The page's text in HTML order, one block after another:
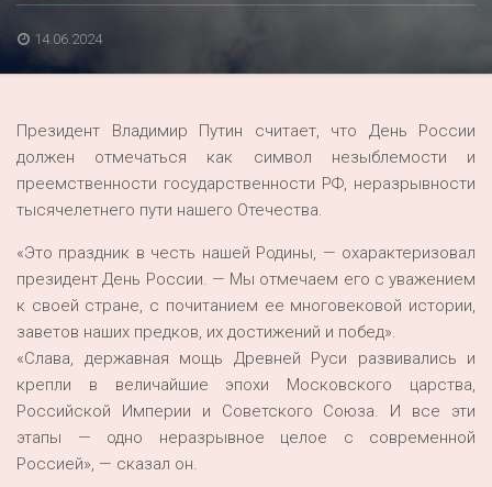
Перепись — 2020
14.06.2024
Президент Владимир Путин считает, что День России
должен отмечаться как символ незыблемости и
преемственности государственности РФ, неразрывности
тысячелетнего пути нашего Отечества.
«Это праздник в честь нашей Родины, — охарактеризовал
президент День России. — Мы отмечаем его с уважением
к своей стране, с почитанием ее многовековой истории,
заветов наших предков, их достижений и побед».
«Слава, державная мощь Древней Руси развивались и
крепли в величайшие эпохи Московского царства,
Российской Империи и Советского Союза. И все эти
этапы — одно неразрывное целое с современной
Россией», — сказал он.